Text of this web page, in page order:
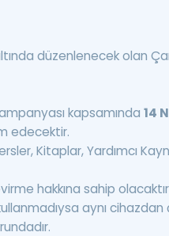
düzenlenecek olan
kapsamında14
edecektir.
Kitaplar, Yardımcı
hakkına sahip
aynı cihazdan